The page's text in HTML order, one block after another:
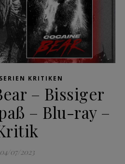
KRITIKEN
– Bissiger
– Blu-ray –
04/07/2023